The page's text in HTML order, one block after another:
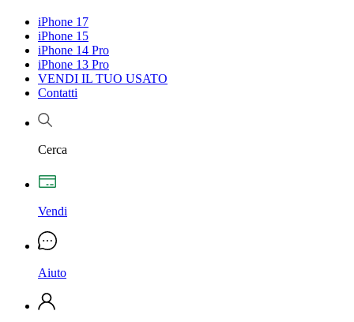
iPhone 17
iPhone 15
iPhone 14 Pro
iPhone 13 Pro
VENDI IL TUO USATO
Contatti
Cerca
Vendi
Aiuto